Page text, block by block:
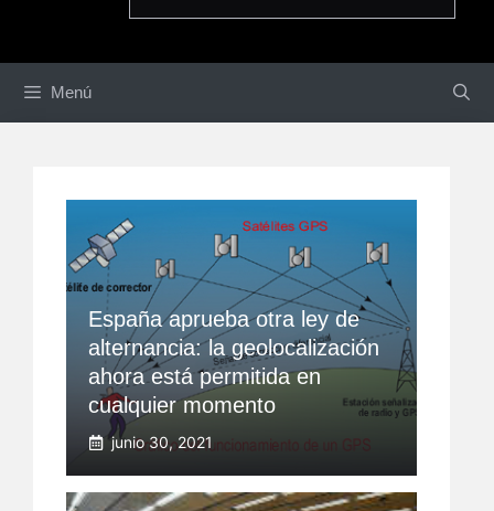
Menú
España aprueba otra ley de
alternancia: la geolocalización
ahora está permitida en
cualquier momento
junio 30, 2021